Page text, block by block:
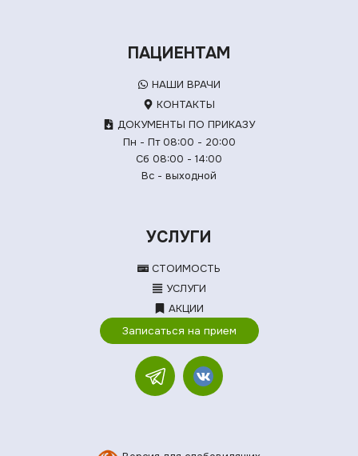
ПАЦИЕНТАМ
НАШИ ВРАЧИ
КОНТАКТЫ
ДОКУМЕНТЫ ПО ПРИКАЗУ
Пн - Пт 08:00 - 20:00
Сб 08:00 - 14:00
Вс - выходной
УСЛУГИ
СТОИМОСТЬ
УСЛУГИ
АКЦИИ
Записаться на прием